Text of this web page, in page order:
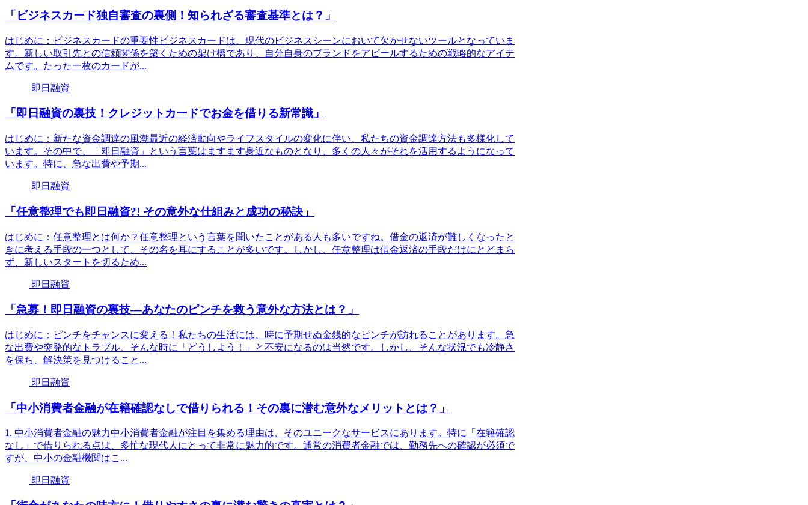
「ビジネスカード独自審査の裏側！知られざる審査基準とは？」
はじめに：ビジネスカードの重要性ビジネスカードは、現代のビジネスシーンにおいて欠かせないツールとなっていま
す。新しい取引先との信頼関係を築くための架け橋であり、自分自身のブランドをアピールするための戦略的なアイテ
ムです。たった一枚のカードが...
即日融資
「即日融資の裏技！クレジットカードでお金を借りる新常識」
はじめに：新たな資金調達の風潮最近の経済動向やライフスタイルの変化に伴い、私たちの資金調達方法も多様化して
います。その中で、「即日融資」という言葉はますます身近なものとなり、多くの人々がそれを活用するようになって
います。特に、急な出費や予期...
即日融資
「任意整理でも即日融資?! その意外な仕組みと成功の秘訣」
はじめに：任意整理とは何か？任意整理という言葉を聞いたことがある人も多いですね。借金の返済が難しくなったと
きに考える手段の一つとして、その名を耳にすることが多いです。しかし、任意整理は借金返済の手段だけにとどまら
ず、新しいスタートを切るため...
即日融資
「急募！即日融資の裏技—あなたのピンチを救う意外な方法とは？」
はじめに：ピンチをチャンスに変える！私たちの生活には、時に予期せぬ金銭的なピンチが訪れることがあります。急
な出費や突発的なトラブル、そんな時に「どうしよう！」と不安になるのは当然です。しかし、そんな状況でも冷静さ
を保ち、解決策を見つけること...
即日融資
「中小消費者金融が在籍確認なしで借りられる！その裏に潜む意外なメリットとは？」
1. 中小消費者金融の魅力中小消費者金融が注目を集める理由は、そのユニークなサービスにあります。特に「在籍確認
なし」で借りられる点は、多忙な現代人にとって非常に魅力的です。通常の消費者金融では、勤務先への確認が必須で
すが、中小の金融機関はこ...
即日融資